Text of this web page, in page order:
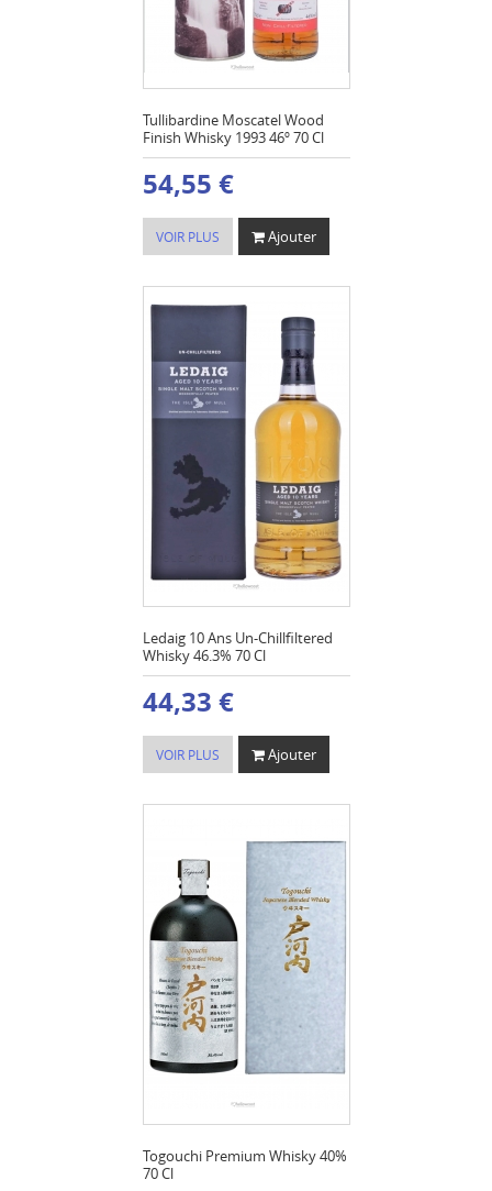
Tullibardine Moscatel Wood
Finish Whisky 1993 46º 70 Cl
54,55 €
VOIR PLUS Ajouter
Ledaig 10 Ans Un-Chillfiltered
Whisky 46.3% 70 Cl
44,33 €
VOIR PLUS Ajouter
Togouchi Premium Whisky 40%
70 Cl